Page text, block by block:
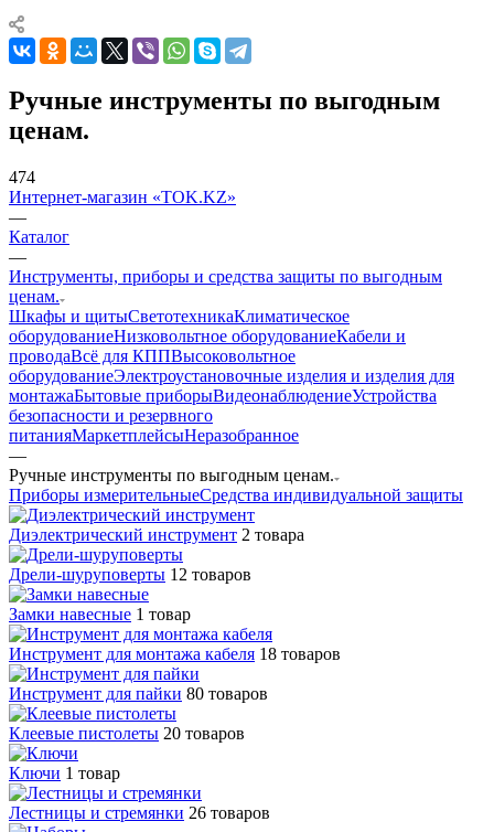
Ручные инструменты по выгодным
ценам.
474
Интернет-магазин «TOK.KZ»
—
Каталог
—
Инструменты, приборы и средства защиты по выгодным
ценам.
Шкафы и щитыСветотехникаКлиматическое
оборудованиеНизковольтное оборудованиеКабели и
проводаВсё для КППВысоковольтное
оборудованиеЭлектроустановочные изделия и изделия для
монтажаБытовые приборыВидеонаблюдениеУстройства
безопасности и резервного
питанияМаркетплейсыНеразобранное
—
Ручные инструменты по выгодным ценам.
Приборы измерительныеСредства индивидуальной защиты
Диэлектрический инструмент 2 товара
Дрели-шуруповерты 12 товаров
Замки навесные 1 товар
Инструмент для монтажа кабеля 18 товаров
Инструмент для пайки 80 товаров
Клеевые пистолеты 20 товаров
Ключи 1 товар
Лестницы и стремянки 26 товаров